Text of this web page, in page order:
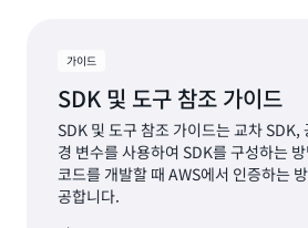
가이드
SDK 및 도구 참조 가이드
SDK 및 도구 참조 가이드는 교차 SDK,
경 변수를 사용하여 SDK를 구성하는
코드를 개발할 때 AWS에서 인증하는
공합니다.